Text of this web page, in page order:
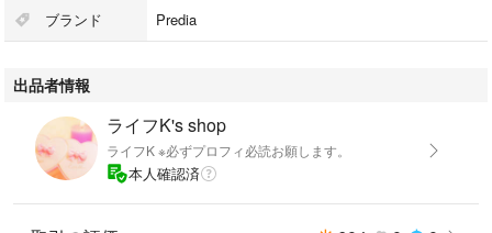
ます。
配送トラブル回避のためＴＥＬ番号の協力をお願い致します <(＿ ＿)>
※ 北海道・中国・四国・九州・沖縄県の方はラクマ便にて配送させて頂き
ます。
（上記以外の県でも、此方の都合でラクマ便になる場合があります。）
ブランド Predia
出品者情報
ライフK's shop
ライフK ※必ずプロフィ必読お願します。
本人確認済